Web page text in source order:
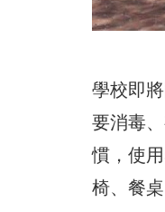
學校即
要消毒
慣，使
椅、餐